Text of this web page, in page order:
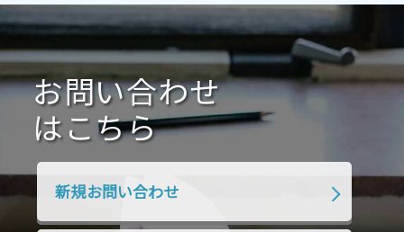
2021年1月 2020年12月 2020年11月
2020年10月 2020年9月 2020年8月
2020年7月 2020年6月 2020年5月
2020年4月 2020年3月 2020年2月
2019年9月
お問い合わせ
はこちら
新規お問い合わせ